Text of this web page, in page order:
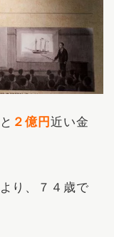
２億円近い金
り、７４歳で